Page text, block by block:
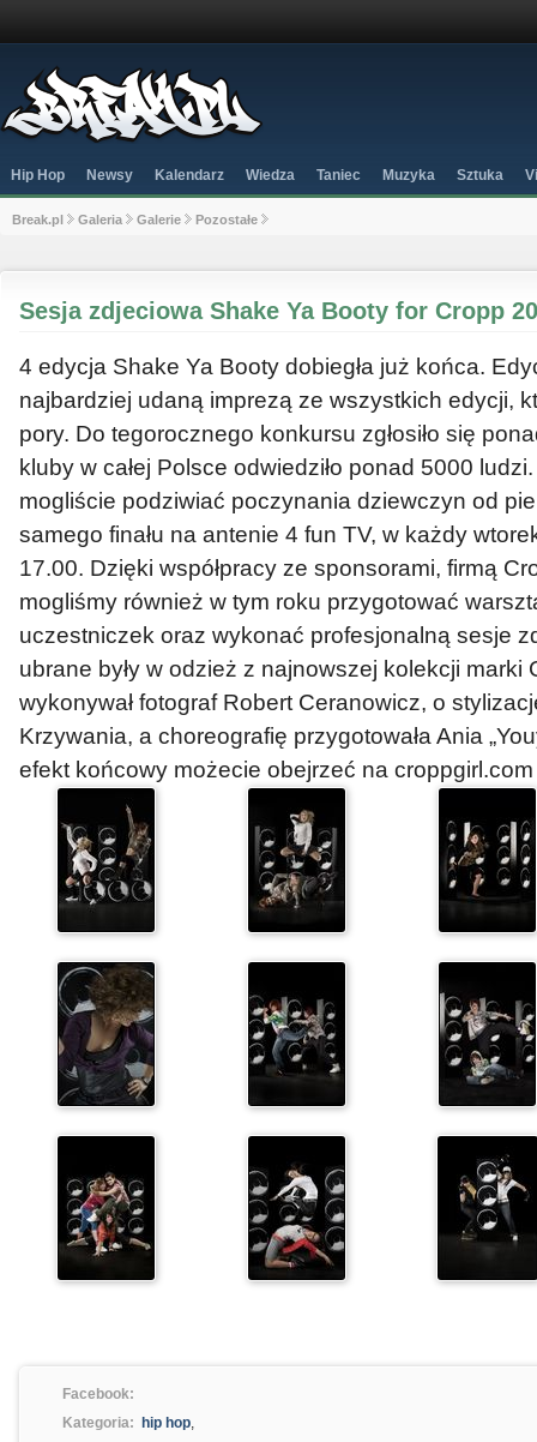
Hip Hop Newsy Kalendarz Wiedza Taniec Muzyka Sztuka
Break.pl Galeria Galerie Pozostałe
Sesja zdjeciowa Shake Ya Booty for Cropp
4 edycja Shake Ya Booty dobiegła już końca.
najbardziej udaną imprezą ze wszystkich edycji,
pory. Do tegorocznego konkursu zgłosiło się
kluby w całej Polsce odwiedziło ponad 5000
mogliście podziwiać poczynania dziewczyn od
samego finału na antenie 4 fun TV, w każdy
17.00. Dzięki współpracy ze sponsorami, firmą
mogliśmy również w tym roku przygotować
uczestniczek oraz wykonać profesjonalną sesje
ubrane były w odzież z najnowszej kolekcji marki
wykonywał fotograf Robert Ceranowicz, o
Krzywania, a choreografię przygotowała Ania
efekt końcowy możecie obejrzeć na
Facebook:
Kategoria:
hip hop,